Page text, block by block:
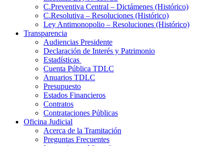
C.Preventiva Central – Dictámenes (Histórico)
C.Resolutiva – Resoluciones (Histórico)
Ley Antimonopolio – Resoluciones (Histórico)
Transparencia
Audiencias Presidente
Declaración de Interés y Patrimonio
Estadísticas
Cuenta Pública TDLC
Anuarios TDLC
Presupuesto
Estados Financieros
Contratos
Contrataciones Públicas
Oficina Judicial
Acerca de la Tramitación
Preguntas Frecuentes